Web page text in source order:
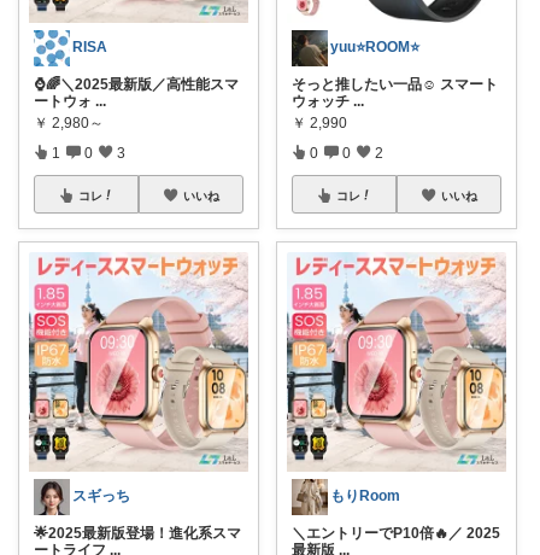
RISA
⌚️🌈＼2025最新版／高性能スマ
ートウォ ...
￥ 2,980～
1 0 3
コレ いいね
スギっち
🌟2025最新版登場！進化系スマ
ートライフ ...
yuu⭐️ROOM⭐️
そっと推したい一品☺️ スマート
ウォッチ ...
￥ 2,990
0 0 2
コレ いいね
もりRoom
＼エントリーでP10倍🔥／ 2025
最新版 ...